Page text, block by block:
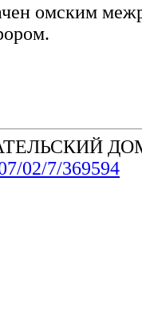
омским
02/7/369594